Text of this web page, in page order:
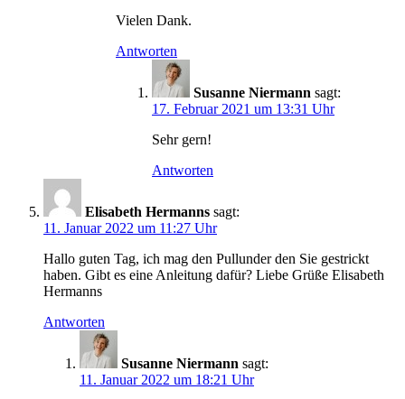
Vielen Dank.
Antworten
Susanne Niermann sagt:
17. Februar 2021 um 13:31 Uhr
Sehr gern!
Antworten
Elisabeth Hermanns sagt:
11. Januar 2022 um 11:27 Uhr
Hallo guten Tag, ich mag den Pullunder den Sie gestrickt
haben. Gibt es eine Anleitung dafür? Liebe Grüße Elisabeth
Hermanns
Antworten
Susanne Niermann sagt:
11. Januar 2022 um 18:21 Uhr